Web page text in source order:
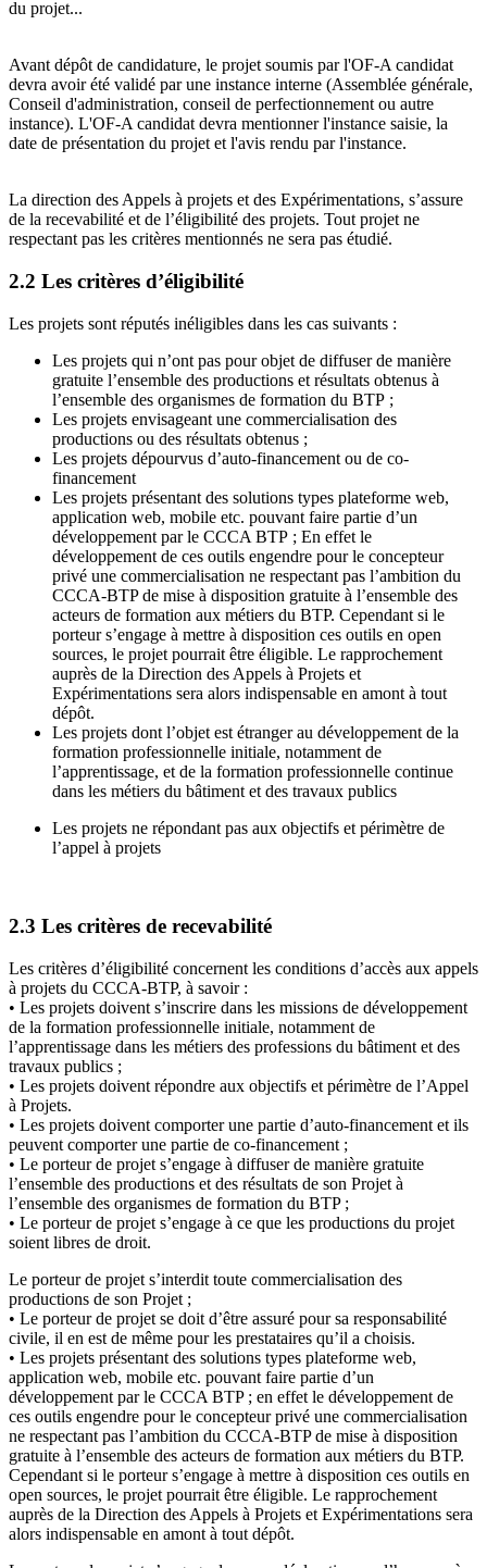
du projet...
Avant dépôt de candidature, le projet soumis par l'OF-A candidat
devra avoir été validé par une instance interne (Assemblée générale,
Conseil d'administration, conseil de perfectionnement ou autre
instance). L'OF-A candidat devra mentionner l'instance saisie, la
date de présentation du projet et l'avis rendu par l'instance.
La direction des Appels à projets et des Expérimentations, s’assure
de la recevabilité et de l’éligibilité des projets. Tout projet ne
respectant pas les critères mentionnés ne sera pas étudié.
2.2 Les critères d’éligibilité
Les projets sont réputés inéligibles dans les cas suivants :
Les projets qui n’ont pas pour objet de diffuser de manière
gratuite l’ensemble des productions et résultats obtenus à
l’ensemble des organismes de formation du BTP ;
Les projets envisageant une commercialisation des
productions ou des résultats obtenus ;
Les projets dépourvus d’auto-financement ou de co-
financement
Les projets présentant des solutions types plateforme web,
application web, mobile etc. pouvant faire partie d’un
développement par le CCCA BTP ; En effet le
développement de ces outils engendre pour le concepteur
privé une commercialisation ne respectant pas l’ambition du
CCCA-BTP de mise à disposition gratuite à l’ensemble des
acteurs de formation aux métiers du BTP. Cependant si le
porteur s’engage à mettre à disposition ces outils en open
sources, le projet pourrait être éligible. Le rapprochement
auprès de la Direction des Appels à Projets et
Expérimentations sera alors indispensable en amont à tout
dépôt.
Les projets dont l’objet est étranger au développement de la
formation professionnelle initiale, notamment de
l’apprentissage, et de la formation professionnelle continue
dans les métiers du bâtiment et des travaux publics
Les projets ne répondant pas aux objectifs et périmètre de
l’appel à projets
2.3 Les critères de recevabilité
Les critères d’éligibilité concernent les conditions d’accès aux appels
à projets du CCCA-BTP, à savoir :
• Les projets doivent s’inscrire dans les missions de développement
de la formation professionnelle initiale, notamment de
l’apprentissage dans les métiers des professions du bâtiment et des
travaux publics ;
• Les projets doivent répondre aux objectifs et périmètre de l’Appel
à Projets.
• Les projets doivent comporter une partie d’auto-financement et ils
peuvent comporter une partie de co-financement ;
• Le porteur de projet s’engage à diffuser de manière gratuite
l’ensemble des productions et des résultats de son Projet à
l’ensemble des organismes de formation du BTP ;
• Le porteur de projet s’engage à ce que les productions du projet
soient libres de droit.
Le porteur de projet s’interdit toute commercialisation des
productions de son Projet ;
• Le porteur de projet se doit d’être assuré pour sa responsabilité
civile, il en est de même pour les prestataires qu’il a choisis.
• Les projets présentant des solutions types plateforme web,
application web, mobile etc. pouvant faire partie d’un
développement par le CCCA BTP ; en effet le développement de
ces outils engendre pour le concepteur privé une commercialisation
ne respectant pas l’ambition du CCCA-BTP de mise à disposition
gratuite à l’ensemble des acteurs de formation aux métiers du BTP.
Cependant si le porteur s’engage à mettre à disposition ces outils en
open sources, le projet pourrait être éligible. Le rapprochement
auprès de la Direction des Appels à Projets et Expérimentations sera
alors indispensable en amont à tout dépôt.